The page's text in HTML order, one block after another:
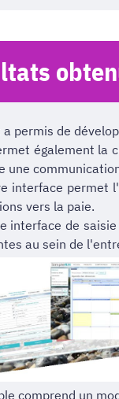
a permis de
également la
une
interface permet
vers la paie.
interface de
au sein de
comprend un